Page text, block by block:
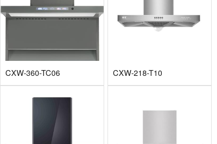
CXW-360-TC06 CXW-218-T10